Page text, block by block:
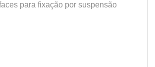
para fixação por suspensão